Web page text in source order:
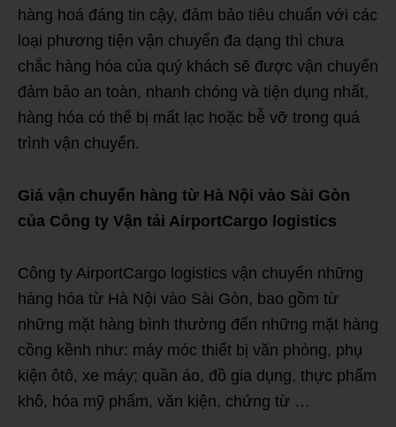
hàng hoá đáng tin cậy, đảm bảo tiêu chuẩn với các
loại phương tiện vận chuyển đa dạng thì chưa
chắc hàng hóa của quý khách sẽ được vận chuyển
đảm bảo an toàn, nhanh chóng và tiện dụng nhất,
hàng hóa có thể bị mất lạc hoặc bễ vỡ trong quá
trình vận chuyển.
Giá vận chuyển hàng từ Hà Nội vào Sài Gòn
của Công ty Vận tải AirportCargo logistics
Công ty AirportCargo logistics vận chuyển những
hàng hóa từ Hà Nội vào Sài Gòn, bao gồm từ
những mặt hàng bình thường đến những mặt hàng
cồng kềnh như: máy móc thiết bị văn phòng, phụ
kiện ôtô, xe máy; quần áo, đồ gia dụng, thực phẩm
khô, hóa mỹ phẩm, văn kiện, chứng từ …